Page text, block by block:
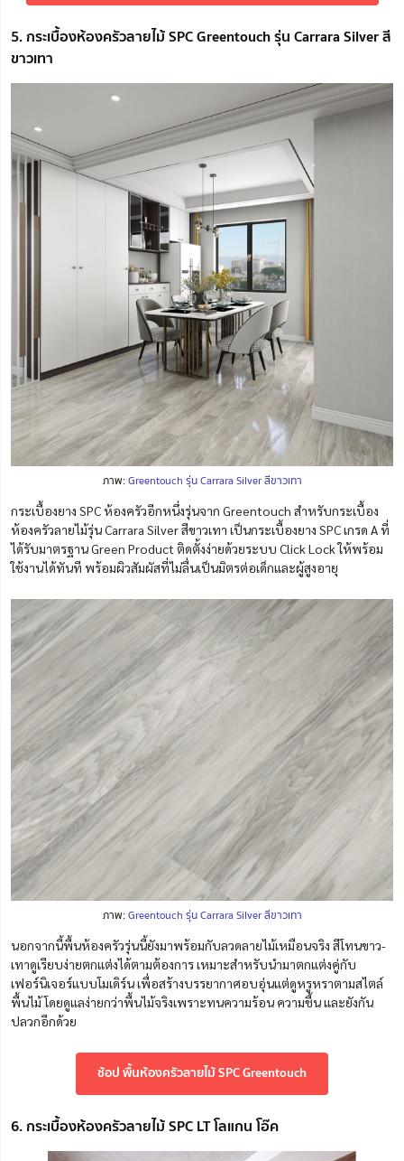
5. กระเบื้องห้องครัวลายไม้ SPC Greentouch รุ่น Carrara Silver สี
ขาวเทา
ภาพ:Greentouch รุ่น Carrara Silver สีขาวเทา
กระเบื้องยาง SPC ห้องครัวอีกหนึ่งรุ่นจาก Greentouch สำหรับกระเบื้อง
ห้องครัวลายไม้รุ่น Carrara Silver สีขาวเทา เป็นกระเบื้องยาง SPC เกรด A ที่
ได้รับมาตรฐาน Green Product ติดตั้งง่ายด้วยระบบ Click Lock ให้พร้อม
ใช้งานได้ทันที พร้อมผิวสัมผัสที่ไม่ลื่นเป็นมิตรต่อเด็กและผู้สูงอายุ
ภาพ:Greentouch รุ่น Carrara Silver สีขาวเทา
นอกจากนี้พื้นห้องครัวรุ่นนี้ยังมาพร้อมกับลวดลายไม้เหมือนจริง สีโทนขาว-
เทาดูเรียบง่ายตกแต่งได้ตามต้องการ เหมาะสำหรับนำมาตกแต่งคู่กับ
เฟอร์นิเจอร์แบบโมเดิร์น เพื่อสร้างบรรยากาศอบอุ่นแต่ดูหรูหราตามสไตล์
พื้นไม้ โดยดูแลง่ายกว่าพื้นไม้จริงเพราะทนความร้อน ความชื้น และยังกัน
ปลวกอีกด้วย
ช้อป พื้นห้องครัวลายไม้ SPC Greentouch
6. กระเบื้องห้องครัวลายไม้ SPC LT โลแกน โอ๊ค